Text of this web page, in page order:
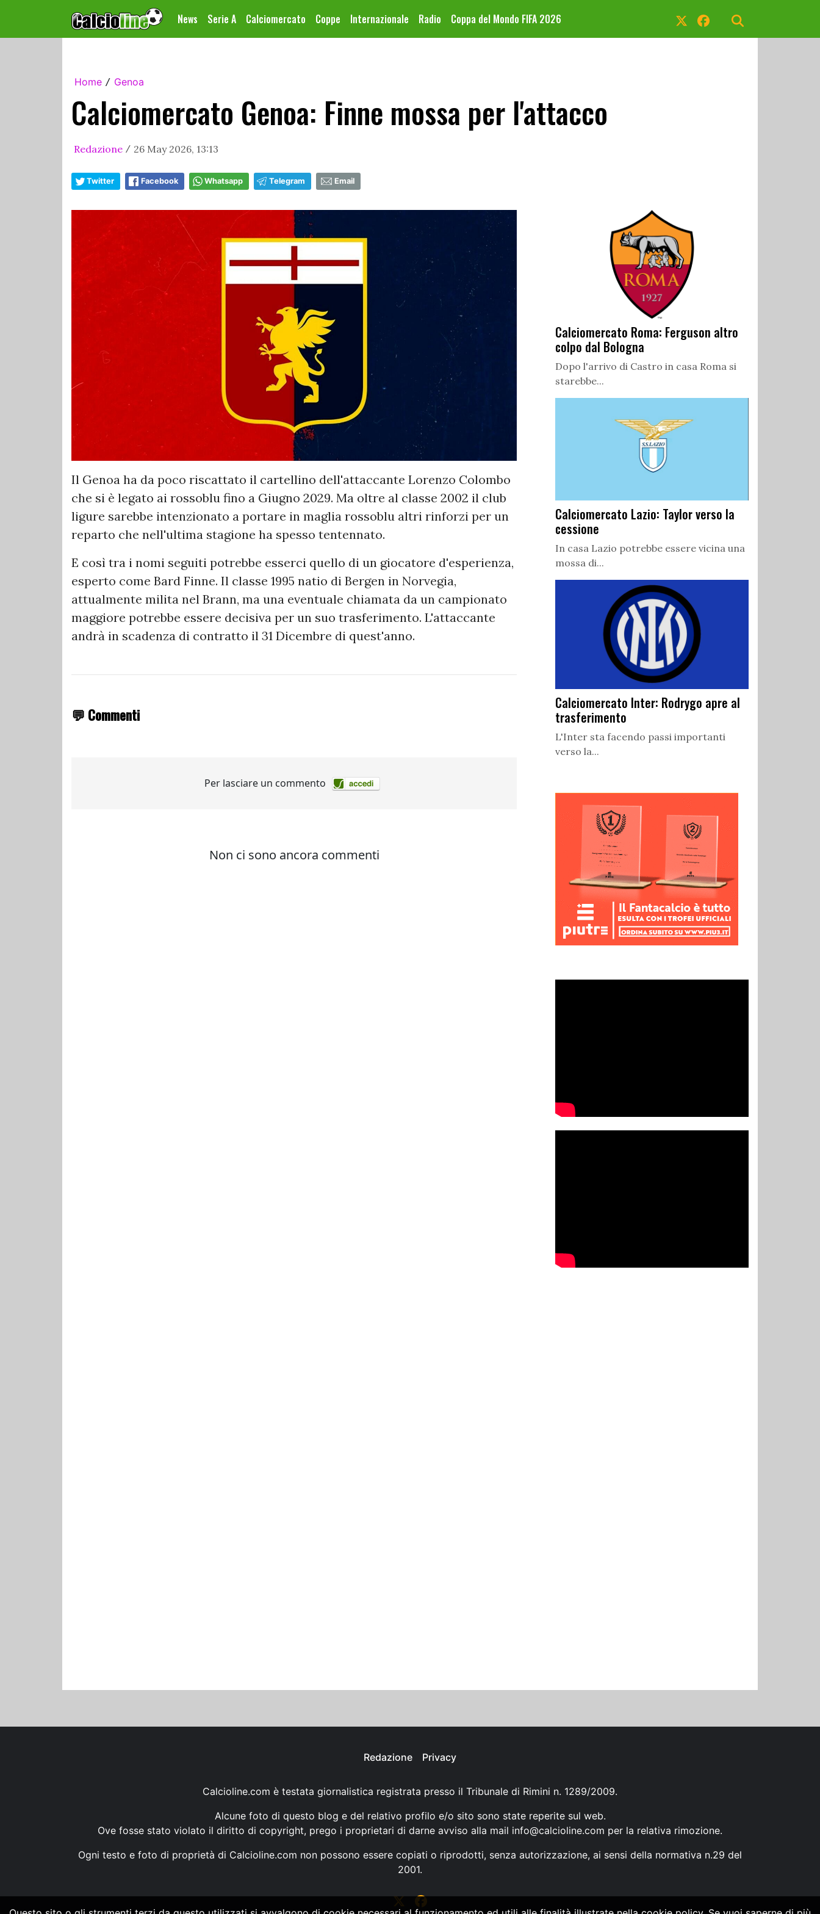
News Serie A Calciomercato Coppe Internazionale Radio Coppa del Mondo FIFA 2026
Home / Genoa
Calciomercato Genoa: Finne mossa per l'attacco
Redazione / 26 May 2026, 13:13
Twitter Facebook Whatsapp Telegram Email
Il Genoa ha da poco riscattato il cartellino dell'attaccante Lorenzo Colombo
che si è legato ai rossoblu fino a Giugno 2029. Ma oltre al classe 2002 il club
ligure sarebbe intenzionato a portare in maglia rossoblu altri rinforzi per un
reparto che nell'ultima stagione ha spesso tentennato.
E così tra i nomi seguiti potrebbe esserci quello di un giocatore d'esperienza,
esperto come Bard Finne. Il classe 1995 natio di Bergen in Norvegia,
attualmente milita nel Brann, ma una eventuale chiamata da un campionato
maggiore potrebbe essere decisiva per un suo trasferimento. L'attaccante
andrà in scadenza di contratto il 31 Dicembre di quest'anno.
💬 Commenti
Calciomercato Roma: Ferguson altro
colpo dal Bologna
Dopo l'arrivo di Castro in casa Roma si
starebbe...
Calciomercato Lazio: Taylor verso la
cessione
In casa Lazio potrebbe essere vicina una
mossa di...
Calciomercato Inter: Rodrygo apre al
trasferimento
L'Inter sta facendo passi importanti
verso la...
Redazione Privacy
Calcioline.com è testata giornalistica registrata presso il Tribunale di Rimini n. 1289/2009.
Alcune foto di questo blog e del relativo profilo e/o sito sono state reperite sul web.
Ove fosse stato violato il diritto di copyright, prego i proprietari di darne avviso alla mail info@calcioline.com per la relativa rimozione.
Ogni testo e foto di proprietà di Calcioline.com non possono essere copiati o riprodotti, senza autorizzazione, ai sensi della normativa n.29 del
2001.